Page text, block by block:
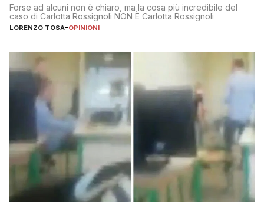
Forse ad alcuni non è chiaro, ma la cosa più incredibile del
caso di Carlotta Rossignoli NON È Carlotta Rossignoli
LORENZO TOSA-OPINIONI